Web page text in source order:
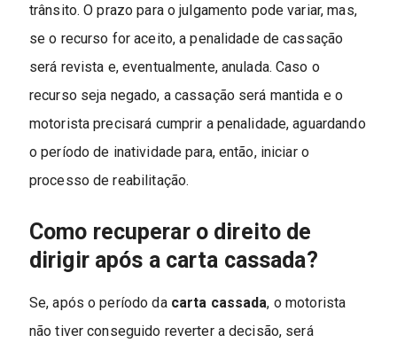
trânsito. O prazo para o julgamento pode variar, mas,
se o recurso for aceito, a penalidade de cassação
será revista e, eventualmente, anulada. Caso o
recurso seja negado, a cassação será mantida e o
motorista precisará cumprir a penalidade, aguardando
o período de inatividade para, então, iniciar o
processo de reabilitação.
Como recuperar o direito de
dirigir após a carta cassada?
Se, após o período da carta cassada, o motorista
não tiver conseguido reverter a decisão, será